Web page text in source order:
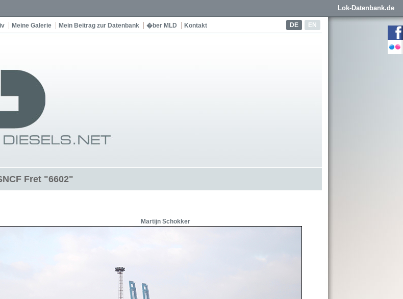
Lok-Datenbank.de
DE EN
Meine Galerie Mein Beitrag zur Datenbank �ber MLD Kontakt
Fret "6602"
Martijn Schokker